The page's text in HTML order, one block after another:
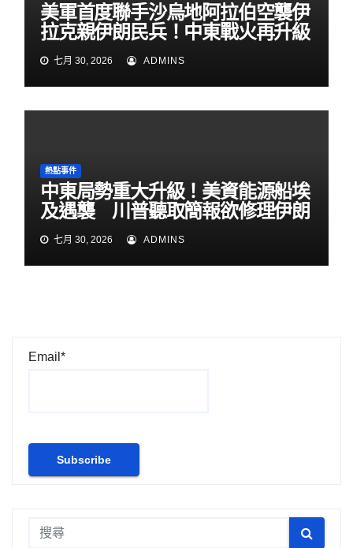
美軍首度聯手沙烏地阿拉伯空襲伊
拉克親伊朗民兵！中東戰火再升級
七月 30, 2026 ADMINS
熱點事件
中東局勢重大升級！美資能源船埃
及遇襲 川普聽取簡報欲修理伊朗
七月 30, 2026 ADMINS
Email*